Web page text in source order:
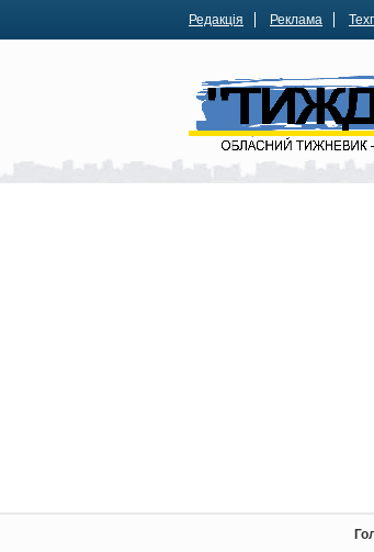
Редакція Реклама